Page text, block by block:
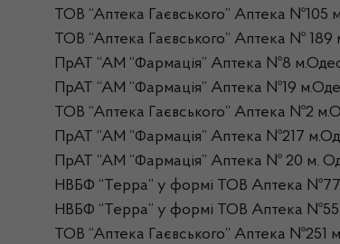
ТОВ “Аптека Гаєвського” Аптека №105
ТОВ “Аптека Гаєвського” Аптека №
ПрАТ “АМ “Фармація” Аптека №8
ПрАТ “АМ “Фармація” Аптека №19
ТОВ “Аптека Гаєвського” Аптека №2
ПрАТ “АМ “Фармація” Аптека №217
ПрАТ “АМ “Фармація” Аптека № 20 м.
НВБФ “Терра” у формі ТОВ Аптека №77
НВБФ “Терра” у формі ТОВ Аптека №55
ТОВ “Аптека Гаєвського” Аптека №251